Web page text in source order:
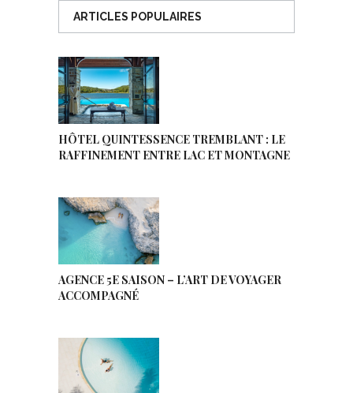
ARTICLES POPULAIRES
HÔTEL QUINTESSENCE TREMBLANT : LE
RAFFINEMENT ENTRE LAC ET MONTAGNE
AGENCE 5E SAISON – L’ART DE VOYAGER
ACCOMPAGNÉ